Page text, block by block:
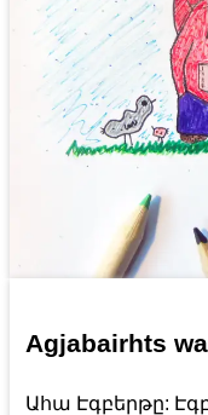
Agjabairhts
Ահա Էգբերթը: